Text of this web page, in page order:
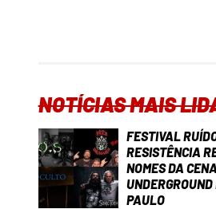
NOTÍCIAS MAIS
FESTIVAL
RESISTÊNCIA
NOMES DA CENA
UNDERGROUND
PAULO